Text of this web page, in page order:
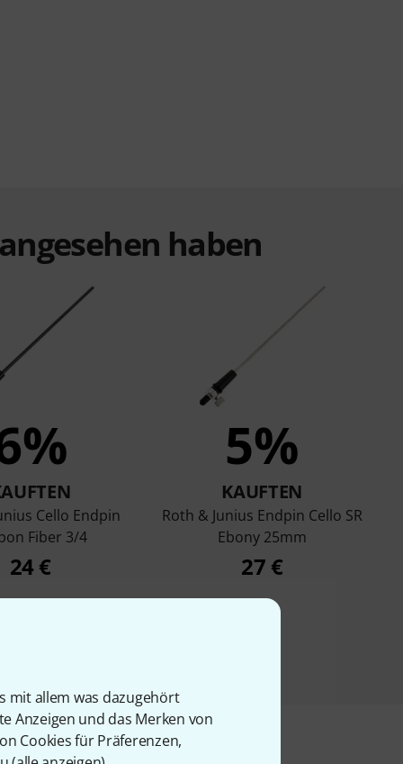
mit allem was dazugehört
Anzeigen und das Merken von
Cookies für Präferenzen,
haben
Cello Endpin
Fiber 3/4
24 €
5%
KAUFTEN
Roth & Junius Endpin Cello SR
Ebony 25mm
27 €